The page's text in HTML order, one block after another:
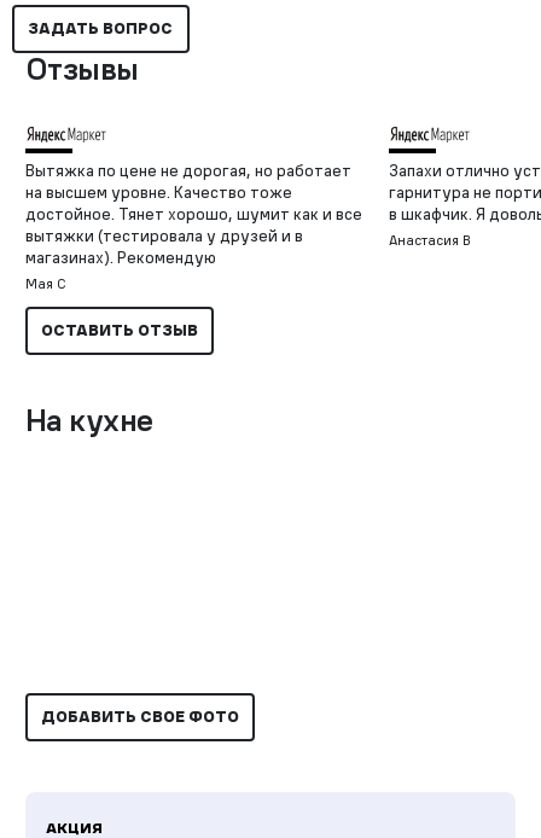
ЗАДАТЬ ВОПРОС
Отзывы
Вытяжка по цене не дорогая, но работает
на высшем уровне. Качество тоже
достойное. Тянет хорошо, шумит как и все
вытяжки (тестировала у друзей и в
магазинах). Рекомендую
Мая С
Запахи отлично
гарнитура не
в шкафчик. Я
Анастасия В
ОСТАВИТЬ ОТЗЫВ
На кухне
ДОБАВИТЬ СВОЕ ФОТО
АКЦИЯ